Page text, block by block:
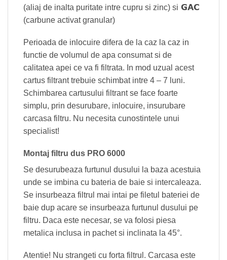
(aliaj de inalta puritate intre cupru si zinc) si GAC
(carbune activat granular)
Perioada de inlocuire difera de la caz la caz in
functie de volumul de apa consumat si de
calitatea apei ce va fi filtrata. In mod uzual acest
cartus filtrant trebuie schimbat intre 4 – 7 luni.
Schimbarea cartusului filtrant se face foarte
simplu, prin desurubare, inlocuire, insurubare
carcasa filtru. Nu necesita cunostintele unui
specialist!
Montaj filtru dus PRO 6000
Se desurubeaza furtunul dusului la baza acestuia
unde se imbina cu bateria de baie si intercaleaza.
Se insurbeaza filtrul mai intai pe filetul bateriei de
baie dup acare se insurbeaza furtunul dusului pe
filtru. Daca este necesar, se va folosi piesa
metalica inclusa in pachet si inclinata la 45°.
Atentie! Nu strangeti cu forta filtrul. Carcasa este